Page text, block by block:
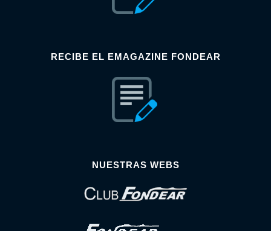
RECIBE EL EMAGAZINE FONDEAR
NUESTRAS WEBS